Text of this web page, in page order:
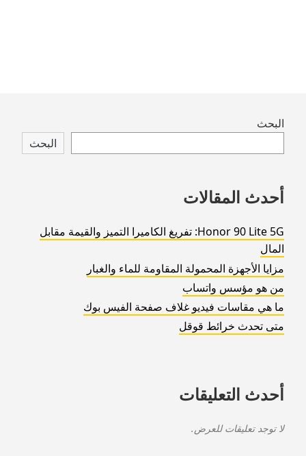
Skip
footer
البحث
البحث
أحدث المقالات
Honor 90 Lite 5G: تفريغ الكاميرا التميز والقيمة مقابل
المال
مزايا الأجهزة المحمولة المقاومة للماء والغبار
من هو مؤسس واتساب
ما هي مقاسات فيديو غلاف صفحة الفيس بوك
متى تحدث خرائط قوقل
أحدث التعليقات
لا توجد تعليقات للعرض.